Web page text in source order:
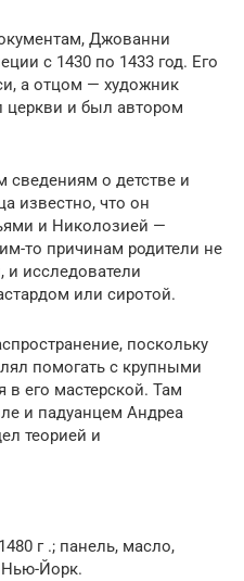
Джованни
с 1430 по 1433 год. Его
а отцом — художник
церкви и был автором
о детстве и
известно, что он
и Николозией —
то причинам родители не
исследователи
или сиротой.
поскольку
помогать с крупными
в его мастерской. Там
и падуанцем Андреа
теорией и
г .; панель, масло,
Нью-Йорк.